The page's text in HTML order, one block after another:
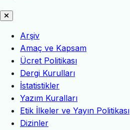
Arşiv
Amaç ve Kapsam
Ücret Politikası
Dergi Kurulları
İstatistikler
Yazım Kuralları
Etik İlkeler ve Yayın Politikası
Dizinler